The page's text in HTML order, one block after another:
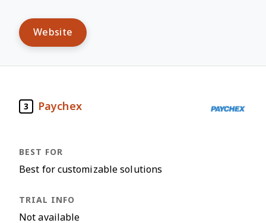
Website
3 Paychex
Best for customizable solutions
Not available